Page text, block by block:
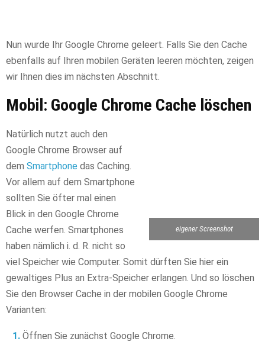
Nun wurde Ihr Google Chrome geleert. Falls Sie den Cache
ebenfalls auf Ihren mobilen Geräten leeren möchten, zeigen
wir Ihnen dies im nächsten Abschnitt.
Mobil: Google Chrome Cache löschen
eigener Screenshot
Natürlich nutzt auch den
Google Chrome Browser auf
dem Smartphone das Caching.
Vor allem auf dem Smartphone
sollten Sie öfter mal einen
Blick in den Google Chrome
Cache werfen. Smartphones
haben nämlich i. d. R. nicht so
viel Speicher wie Computer. Somit dürften Sie hier ein
gewaltiges Plus an Extra-Speicher erlangen. Und so löschen
Sie den Browser Cache in der mobilen Google Chrome
Varianten:
Öffnen Sie zunächst Google Chrome.